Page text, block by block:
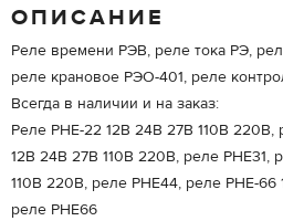
ОПИСАНИЕ
Реле времени РЭВ, реле тока РЭ,
реле крановое РЭО-401, реле
Всегда в наличии и на заказ:
Реле РНЕ-22 12В 24В 27В 110В 220В,
12В 24В 27В 110В 220В, реле РНЕ31,
110В 220В, реле РНЕ44, реле РНЕ-66
реле РНЕ66